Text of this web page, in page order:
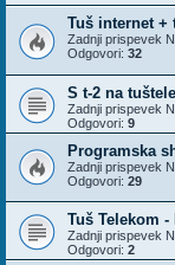
Tuš internet +
Zadnji prispevek
Odgovori: 32
S t-2 na
Zadnji prispevek
Odgovori: 9
Programska
Zadnji prispevek
Odgovori: 29
Tuš Telekom
Zadnji prispevek
Odgovori: 2